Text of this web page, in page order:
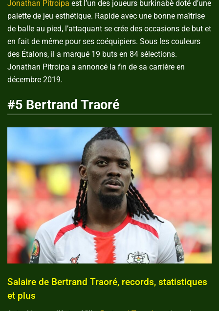
Jonathan Pitroipa est l’un des joueurs burkinabè doté d’une
palette de jeu esthétique. Rapide avec une bonne maîtrise
de balle au pied, l’attaquant se crée des occasions de but et
en fait de même pour ses coéquipiers. Sous les couleurs
des Étalons, il a marqué 19 buts en 84 sélections.
Jonathan Pitroipa a annoncé la fin de sa carrière en
décembre 2019.
#5 Bertrand Traoré
Salaire de Bertrand Traoré, records, statistiques
et plus